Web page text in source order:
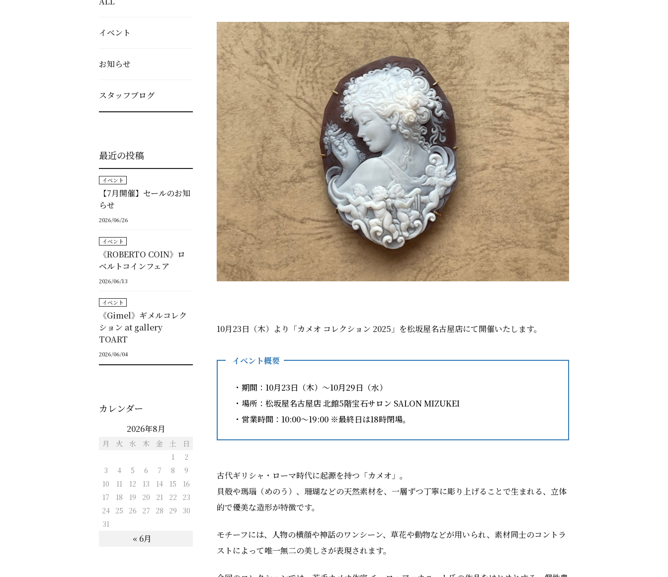
イベント
お知らせ
スタッフブログ
最近の投稿
イベント
【7月開催】セールのお知
らせ
2026/06/26
イベント
《ROBERTO COIN》ロ
ベルトコインフェア
2026/06/13
イベント
《Gimel》ギメルコレク
ション at gallery
TOART
2026/06/04
カレンダー
2026年8月
月 火 水 木 金 土
日
1
2
3
4 5 6 7 8
9
10
11 12 13 14 15
16
17
18 19 20 21 22
23
24
25 26 27 28 29
30
31
« 6月
10月23日（木）より「カメオ コレクション 2025」を松坂屋名古屋店にて開催いたします。
イベント概要
・期間：10月23日（木）～10月29日（水）
・場所：松坂屋名古屋店 北館5階宝石サロン SALON MIZUKEI
・営業時間：10:00～19:00 ※最終日は18時閉場。
古代ギリシャ・ローマ時代に起源を持つ「カメオ」。
貝殻や瑪瑙（めのう）、珊瑚などの天然素材を、一層ずつ丁寧に彫り上げることで生まれる、立体
的で優美な造形が特徴です。
モチーフには、人物の横顔や神話のワンシーン、草花や動物などが用いられ、素材同士のコントラ
ストによって唯一無二の美しさが表現されます。